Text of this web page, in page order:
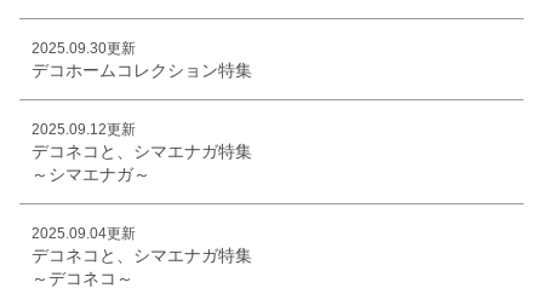
2025.09.30更新
デコホームコレクション特集
2025.09.12更新
デコネコと、シマエナガ特集
～シマエナガ～
2025.09.04更新
デコネコと、シマエナガ特集
～デコネコ～